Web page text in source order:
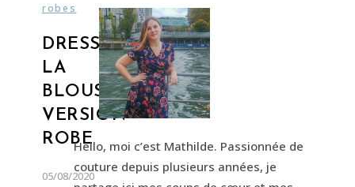
robes
DRESSED,
LA
BLOUSE
VERSION
ROBE
05/08/2020
Hello, moi c’est Mathilde. Passionnée de
couture depuis plusieurs années, je